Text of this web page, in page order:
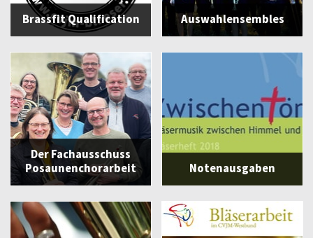
Brassfit Qualification Auswahlensembles
Der Fachausschuss
Posaunenchorarbeit
Notenausgaben